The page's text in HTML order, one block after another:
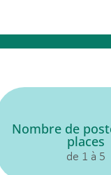
Nombre de
places
de 1 à 5